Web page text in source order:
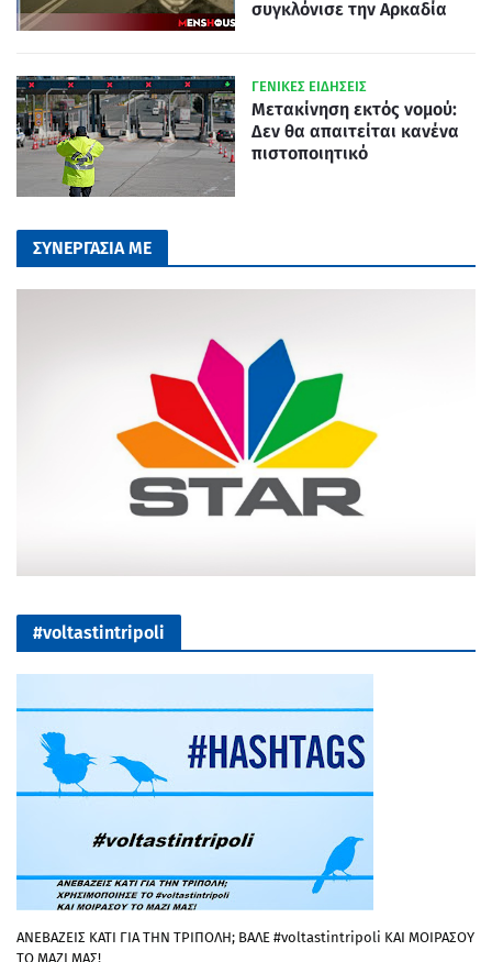
συγκλόνισε την Αρκαδία
ΓΕΝΙΚΕΣ ΕΙΔΗΣΕΙΣ
Μετακίνηση εκτός νομού:
Δεν θα απαιτείται κανένα
πιστοποιητικό
ΣΥΝΕΡΓΑΣΙΑ ΜΕ
#voltastintripoli
ΑΝΕΒΑΖΕΙΣ ΚΑΤΙ ΓΙΑ ΤΗΝ ΤΡΙΠΟΛΗ; ΒΑΛΕ #voltastintripoli ΚΑΙ ΜΟΙΡΑΣΟΥ
ΤΟ ΜΑΖΙ ΜΑΣ!